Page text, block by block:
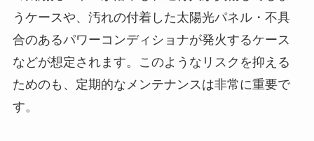
うケースや、汚れの付着した太陽光パネル・不具
合のあるパワーコンディショナが発火するケース
などが想定されます。このようなリスクを抑える
ためのも、定期的なメンテナンスは非常に重要で
す。